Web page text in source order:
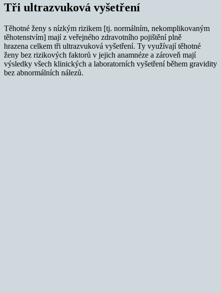
Tři ultrazvuková vyšetření
Těhotné ženy s nízkým rizikem [tj. normálním, nekomplikovaným
těhotenstvím] mají z veřejného zdravotního pojištění plně
hrazena celkem tři ultrazvuková vyšetření. Ty využívají těhotné
ženy bez rizikových faktorů v jejich anamnéze a zároveň mají
výsledky všech klinických a laboratorních vyšetření během gravidity
bez abnormálních nálezů.